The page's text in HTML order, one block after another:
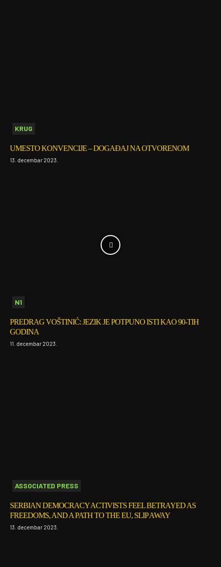
KRUG
UMESTO KONVENCIJE – DOGAĐAJ NA OTVORENOM
13. decembar 2023.
N1
PREDRAG VOŠTINIĆ: JEZIK JE POTPUNO ISTI KAO 90-TIH
GODINA
11. decembar 2023.
ASSOCIATED PRESS
SERBIAN DEMOCRACY ACTIVISTS FEEL BETRAYED AS
FREEDOMS, AND A PATH TO THE EU, SLIP AWAY
13. decembar 2023.